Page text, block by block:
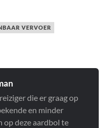
VERVOER
die er graag op
en minder
op deze aardbol te